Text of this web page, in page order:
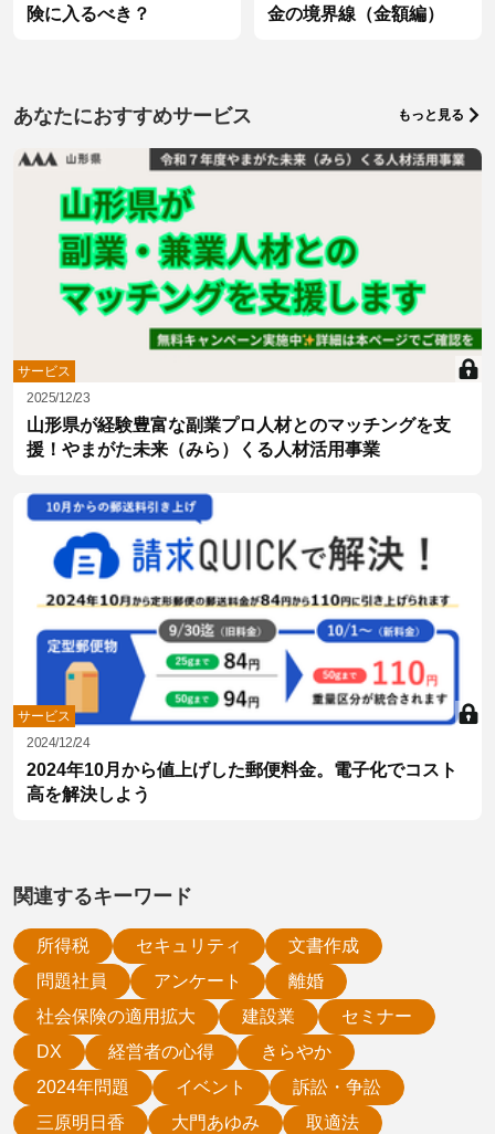
険に入るべき？
金の境界線（金額編）
あなたにおすすめサービス もっと見る
サービス
2025/12/23
山形県が経験豊富な副業プロ人材とのマッチングを支
援！やまがた未来（みら）くる人材活用事業
サービス
2024/12/24
2024年10月から値上げした郵便料金。電子化でコスト
高を解決しよう
関連するキーワード
所得税 セキュリティ
文書作成
問題社員
アンケート
離婚
社会保険の適用拡大
建設業
セミナー
DX
経営者の心得
きらやか
2024年問題
イベント
訴訟・争訟
三原明日香
大門あゆみ
取適法